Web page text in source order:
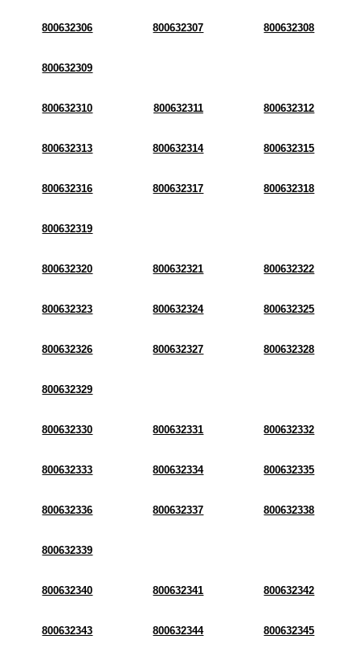
800632306 800632307 800632308
800632309
800632310 800632311 800632312
800632313 800632314 800632315
800632316 800632317 800632318
800632319
800632320 800632321 800632322
800632323 800632324 800632325
800632326 800632327 800632328
800632329
800632330 800632331 800632332
800632333 800632334 800632335
800632336 800632337 800632338
800632339
800632340 800632341 800632342
800632343 800632344 800632345